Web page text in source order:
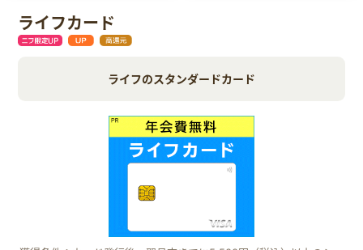
ライフカード
ライフのスタンダードカード